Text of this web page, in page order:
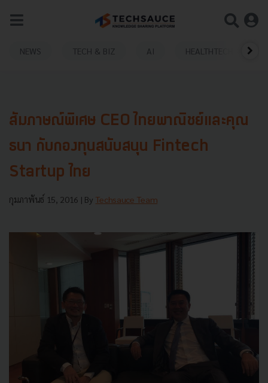
NEWS TECH & BIZ AI HEALTHTECH
สัมภาษณ์พิเศษ CEO ไทยพาณิชย์และคุณ
ธนา กับกองทุนสนับสนุน Fintech
Startup ไทย
กุมภาพันธ์ 15, 2016 | By Techsauce Team